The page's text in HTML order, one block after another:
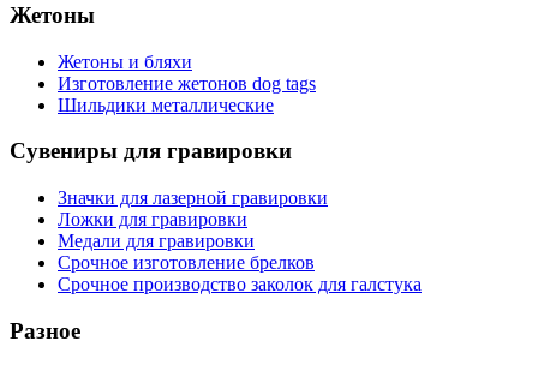
Жетоны
Жетоны и бляхи
Изготовление жетонов dog tags
Шильдики металлические
Сувениры для гравировки
Значки для лазерной гравировки
Ложки для гравировки
Медали для гравировки
Срочное изготовление брелков
Срочное производство заколок для галстука
Разное